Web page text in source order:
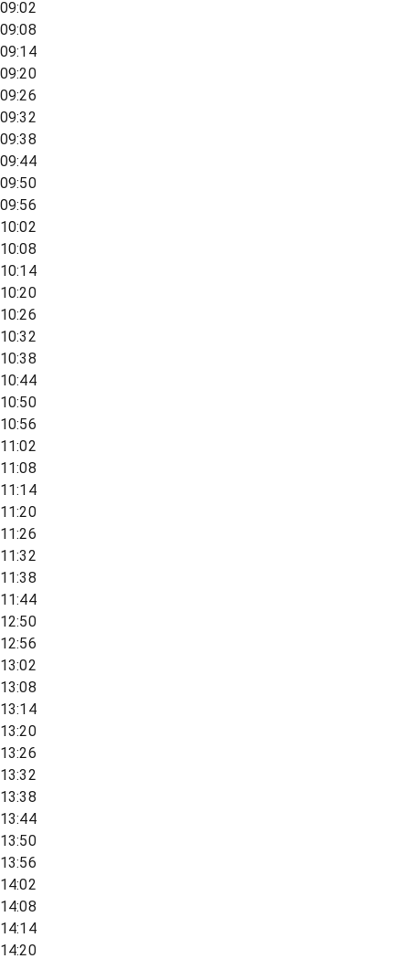
09:02
09:08
09:14
09:20
09:26
09:32
09:38
09:44
09:50
09:56
10:02
10:08
10:14
10:20
10:26
10:32
10:38
10:44
10:50
10:56
11:02
11:08
11:14
11:20
11:26
11:32
11:38
11:44
12:50
12:56
13:02
13:08
13:14
13:20
13:26
13:32
13:38
13:44
13:50
13:56
14:02
14:08
14:14
14:20